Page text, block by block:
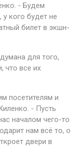
- Будем
у кого будет не
билет в экшн-
для того,
что все их
посетителям и
- Пусть
началом чего-то
нам всё то, о
двери в